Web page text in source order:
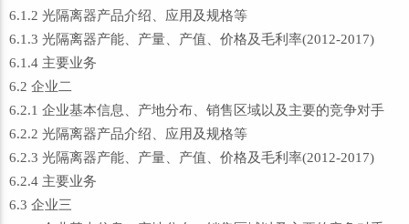
6.1.2 光隔离器产品介绍、应用及规格等
6.1.3 光隔离器产能、产量、产值、价格及毛利率(2012-2017)
6.1.4 主要业务
6.2 企业二
6.2.1 企业基本信息、产地分布、销售区域以及主要的竞争对手
6.2.2 光隔离器产品介绍、应用及规格等
6.2.3 光隔离器产能、产量、产值、价格及毛利率(2012-2017)
6.2.4 主要业务
6.3 企业三